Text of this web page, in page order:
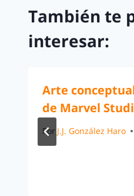
También te
interesar:
Arte
de Marvel
Por J.J. González Haro